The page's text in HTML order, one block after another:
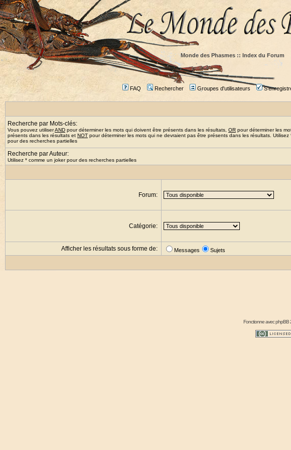
Monde des Phasmes :: Index du Forum
FAQ Rechercher Groupes d'utilisateurs
Recherche par Mots-clés:
Vous pouvez utiliserAND pour déterminer les mots qui doivent être présents dans les résultats, OR pour déterminer les
présents dans les résultats et NOT pour déterminer les mots qui ne devraient pas être présents dans les résultats. Utilisez
pour des recherches partielles
Recherche par Auteur:
Utilisez * comme un joker pour des recherches partielles
Forum:
Catégorie:
Afficher les résultats sous forme de: Messages Sujets
Fonctionne avecphpBB